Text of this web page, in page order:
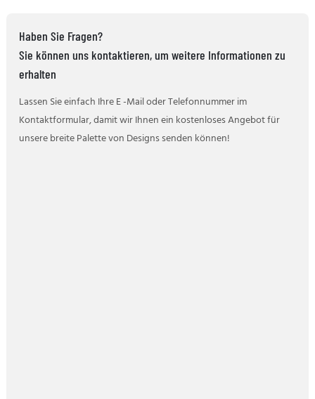
Haben Sie Fragen?
Sie können uns kontaktieren, um weitere Informationen zu
erhalten
Lassen Sie einfach Ihre E -Mail oder Telefonnummer im
Kontaktformular, damit wir Ihnen ein kostenloses Angebot für
unsere breite Palette von Designs senden können!